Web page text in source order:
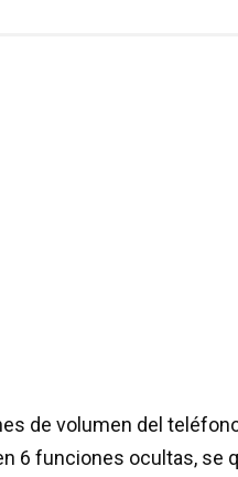
de volumen del
6 funciones ocultas, se